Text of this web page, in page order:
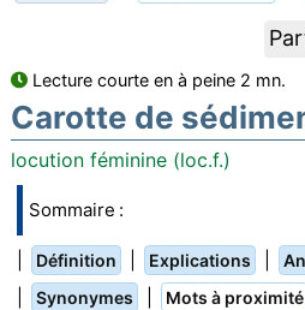
Lecture courte en à peine 2 mn.
Carotte de
locution féminine (loc.f.)
Sommaire :
Définition Explications
Synonymes Mots à proximité